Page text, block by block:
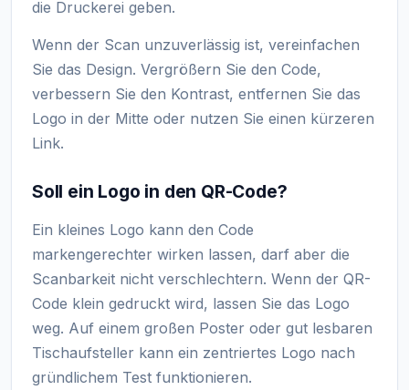
die Druckerei geben.
Wenn der Scan unzuverlässig ist, vereinfachen
Sie das Design. Vergrößern Sie den Code,
verbessern Sie den Kontrast, entfernen Sie das
Logo in der Mitte oder nutzen Sie einen kürzeren
Link.
Soll ein Logo in den QR-Code?
Ein kleines Logo kann den Code
markengerechter wirken lassen, darf aber die
Scanbarkeit nicht verschlechtern. Wenn der QR-
Code klein gedruckt wird, lassen Sie das Logo
weg. Auf einem großen Poster oder gut lesbaren
Tischaufsteller kann ein zentriertes Logo nach
gründlichem Test funktionieren.